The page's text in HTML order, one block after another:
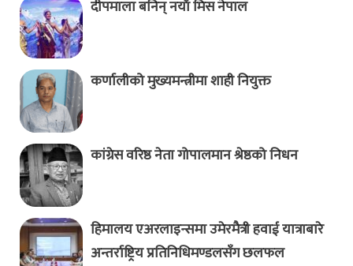
दीपमाला बनिन् नयाँ मिस नेपाल
कर्णालीको मुख्यमन्त्रीमा शाही नियुक्त
कांग्रेस वरिष्ठ नेता गोपालमान श्रेष्ठको निधन
हिमालय एअरलाइन्समा उमेरमैत्री हवाई यात्राबारे
अन्तर्राष्ट्रिय प्रतिनिधिमण्डलसँग छलफल